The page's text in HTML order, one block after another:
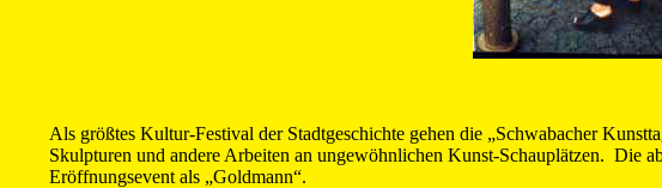
Als größtes Kultur-Festival der Stadtgeschichte gehen die „Schwabacher
Skulpturen und andere Arbeiten an ungewöhnlichen Kunst-Schauplätzen. Die
Eröffnungsevent als „Goldmann“.